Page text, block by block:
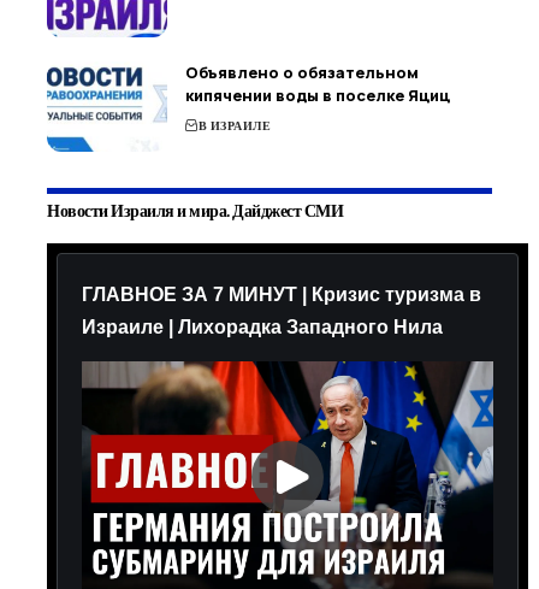
Объявлено о обязательном
кипячении воды в поселке Яциц
В ИЗРАИЛЕ
Новости Израиля и мира. Дайджест СМИ